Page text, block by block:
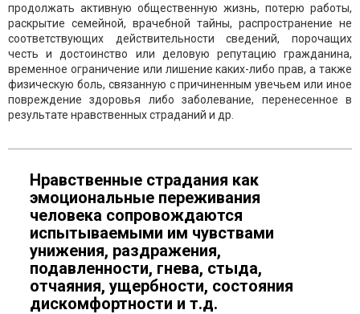
продолжать активную общественную жизнь, потерю работы,
раскрытие семейной, врачебной тайны, распространение не
соответствующих действительности сведений, порочащих
честь и достоинство или деловую репутацию гражданина,
временное ограничение или лишение каких-либо прав, а также
физическую боль, связанную с причиненным увечьем или иное
повреждение здоровья либо заболевание, перенесенное в
результате нравственных страданий и др.
Нравственные страдания как
эмоциональные переживания
человека сопровождаются
испытываемыми им чувствами
унижения, раздражения,
подавленности, гнева, стыда,
отчаяния, ущербности, состояния
дискомфортности и т.д.